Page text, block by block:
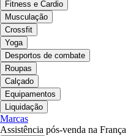
Fitness e Cardio
Musculação
Crossfit
Yoga
Desportos de combate
Roupas
Calçado
Equipamentos
Liquidação
Marcas
Assistência pós-venda na França